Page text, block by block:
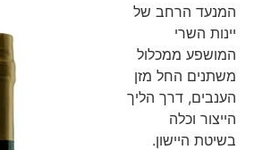
המנעד הרחב של
יינות השרי
המושפע ממכלול
משתנים החל מזן
הענבים, דרך הליך
הייצור וכלה
בשיטת היישון.